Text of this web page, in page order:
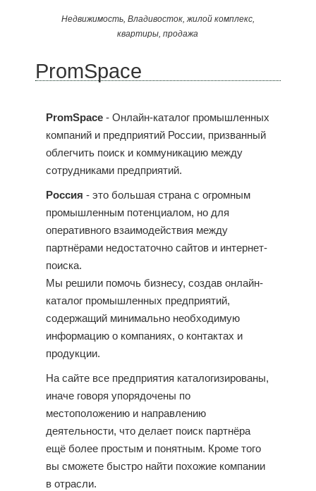
Недвижимость, Владивосток, жилой комплекс,
квартиры, продажа
PromSpace
PromSpace- Онлайн-каталог промышленных
компаний и предприятий России, призванный
облегчить поиск и коммуникацию между
сотрудниками предприятий.
Россия - это большая страна с огромным
промышленным потенциалом, но для
оперативного взаимодействия между
партнёрами недостаточно сайтов и интернет-
поиска.
Мы решили помочь бизнесу, создав онлайн-
каталог промышленных предприятий,
содержащий минимально необходимую
информацию о компаниях, о контактах и
продукции.
На сайте все предприятия каталогизированы,
иначе говоря упорядочены по
местоположению и направлению
деятельности, что делает поиск партнёра
ещё более простым и понятным. Кроме того
вы сможете быстро найти похожие компании
в отрасли.